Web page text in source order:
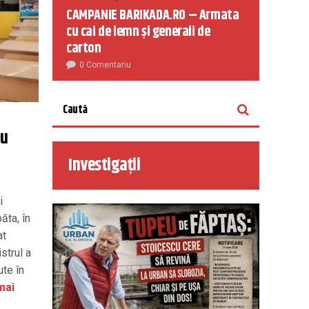
în
a
în
CAMPANIE BARIKADA.RO – Armata
cu cai de lemn și generali de
carton
0 Comentariu
Investigații